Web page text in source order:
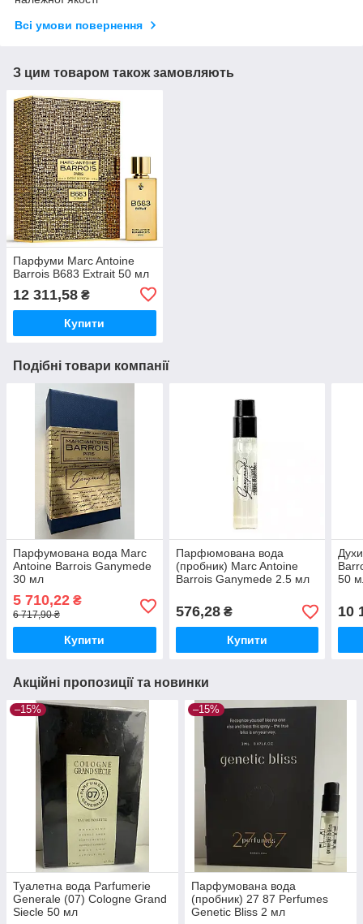
Всі умови повернення
З цим товаром також замовляють
Парфуми Marc Antoine
Barrois B683 Extrait 50 мл
12 311,58 ₴
Купити
Подібні товари компанії
Парфумована вода Marc
Antoine Barrois Ganymede
30 мл
5 710,22 ₴
6 717,90 ₴
Купити
Парфюмована вода
(пробник) Marc Antoine
Barrois Ganymede 2.5 мл
576,28₴
Купити
50
10
Акційні пропозиції та новинки
–15%
Туалетна вода Parfumerie
Generale (07) Cologne Grand
Siecle 50 мл
–15%
Парфумована вода
(пробник) 27 87 Perfumes
Genetic Bliss 2 мл